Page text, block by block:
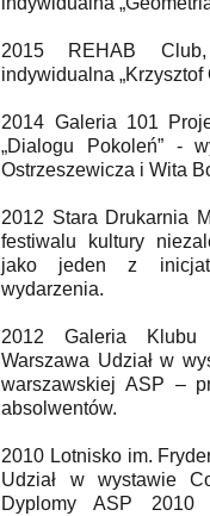
2015 REHAB
indywidualna
2014 Galeria 101
„Dialogu Pokoleń” -
Ostrzeszewicza i Wita
2012 Stara Drukarnia
festiwalu kultury
jako jeden z
wydarzenia.
2012 Galeria Klubu
Warszawa Udział w
warszawskiej ASP –
absolwentów.
2010 Lotnisko im.
Udział w wystawie
Dyplomy ASP 2010